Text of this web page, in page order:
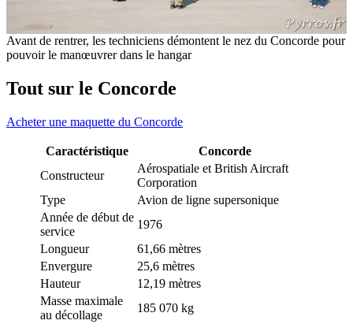
Avant de rentrer, les techniciens démontent le nez du Concorde pour
pouvoir le manœuvrer dans le hangar
Tout sur le Concorde
Acheter une maquette du Concorde
Caractéristique
Concorde
Constructeur
Aérospatiale et British Aircraft
Corporation
Type
Avion de ligne supersonique
Année de début de
service
1976
Longueur
61,66 mètres
Envergure
25,6 mètres
Hauteur
12,19 mètres
Masse maximale
au décollage
185 070 kg